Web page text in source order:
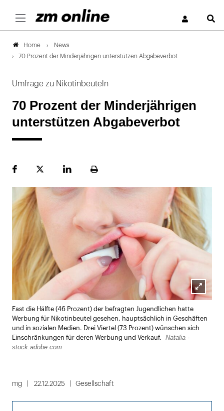
Home
News
70 Prozent der Minderjährigen unterstützen Abgabeverbot
Umfrage zu Nikotinbeuteln
70 Prozent der Minderjährigen
unterstützen Abgabeverbot
FacebookPlattformLinekdInSeite
Lightbox
öffnen
Fast die Hälfte (46 Prozent) der befragten Jugendlichen hatte
Werbung für Nikotinbeutel gesehen, hauptsächlich in Geschäften
und in sozialen Medien. Drei Viertel (73 Prozent) wünschen sich
Einschränkungen für deren Werbung und Verkauf.
Natalia -
stock.adobe.com
mg 22.12.2025 Gesellschaft